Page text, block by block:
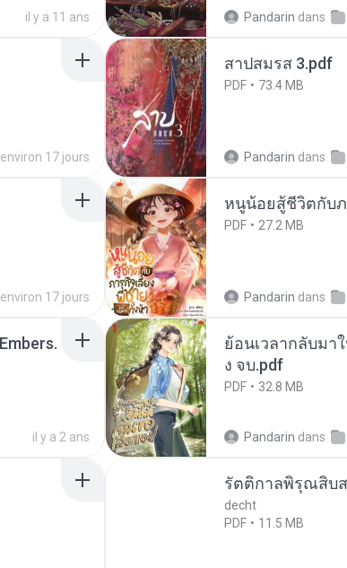
il y a 11 ans Pandarin dans
17 jours
สาปสมรส 3.pdf
PDF 73.4 MB
Pandarin dans
17 jours
หนูน้อยสู้ชีวิตกับภ
PDF 27.2 MB
Pandarin dans
il y a 2 ans
ย้อนเวลากลับมา
ง จบ.pdf
PDF 32.8 MB
Pandarin dans
รัตติกาลพิรุณสิบ
decht
PDF
11.5 MB